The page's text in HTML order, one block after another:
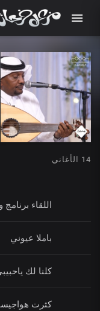
14 الأغاني
اللقاء برنامج
باملا عيوني
كلنا لك
كثرت